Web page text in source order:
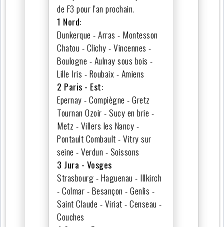
de F3 pour l'an prochain.
1 Nord:
Dunkerque - Arras - Montesson
Chatou - Clichy - Vincennes -
Boulogne - Aulnay sous bois -
Lille Iris - Roubaix - Amiens
2 Paris - Est:
Epernay - Compiègne - Gretz
Tournan Ozoir - Sucy en brie -
Metz - Villers les Nancy -
Pontault Combault - Vitry sur
seine - Verdun - Soissons
3 Jura - Vosges
Strasbourg - Haguenau - Illkirch
- Colmar - Besançon - Genlis -
Saint Claude - Viriat - Censeau -
Couches